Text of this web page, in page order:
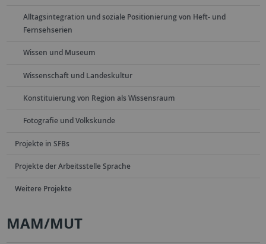
Alltagsintegration und soziale Positionierung von Heft- und
Fernsehserien
Wissen und Museum
Wissenschaft und Landeskultur
Konstituierung von Region als Wissensraum
Fotografie und Volkskunde
Projekte in SFBs
Projekte der Arbeitsstelle Sprache
Weitere Projekte
MAM/MUT